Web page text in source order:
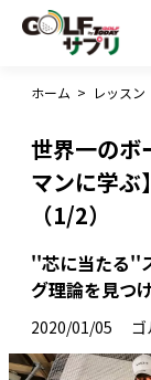
ホーム > レッスン
世界一のボ
マンに学ぶ
（1/2）
''芯に当たる''
グ理論を見つ
2020/01/05